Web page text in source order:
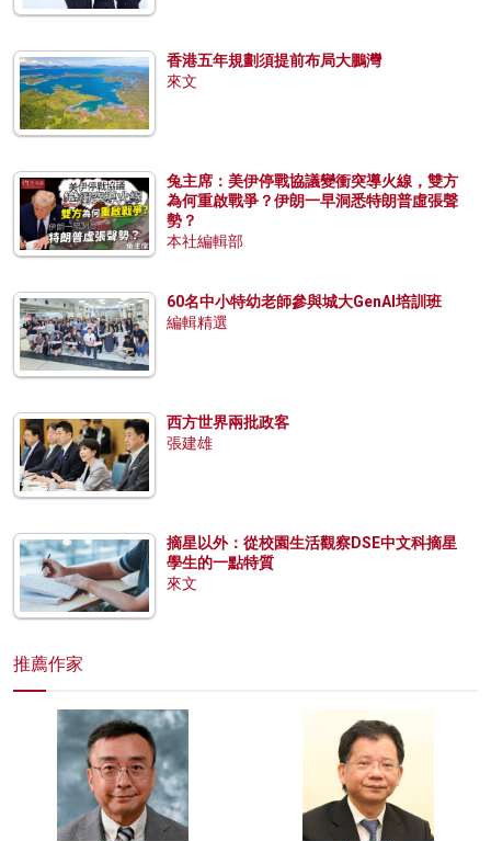
香港五年規劃須提前布局大鵬灣
來文
兔主席：美伊停戰協議變衝突導火線，雙方
為何重啟戰爭？伊朗一早洞悉特朗普虛張聲
勢？
本社編輯部
60名中小特幼老師參與城大GenAI培訓班
編輯精選
西方世界兩批政客
張建雄
摘星以外：從校園生活觀察DSE中文科摘星
學生的一點特質
來文
推薦作家